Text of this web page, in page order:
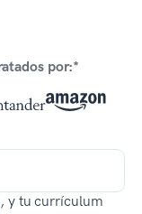
por:*
y tu currículum